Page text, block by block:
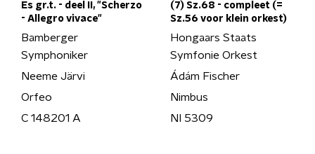
Es gr.t. - deel II, "Scherzo
- Allegro vivace"
Bamberger
Symphoniker
Neeme Järvi
Orfeo
C 148201 A
(7) Sz.68 - compleet (=
Sz.56 voor klein orkest)
Hongaars Staats
Symfonie Orkest
Ádám Fischer
Nimbus
NI 5309